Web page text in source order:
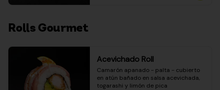
Rolls Gourmet
Acevichado Roll
Camarón apanado - palta - cubierto
en atún bañado en salsa acevichada,
togarashi y limón de pica